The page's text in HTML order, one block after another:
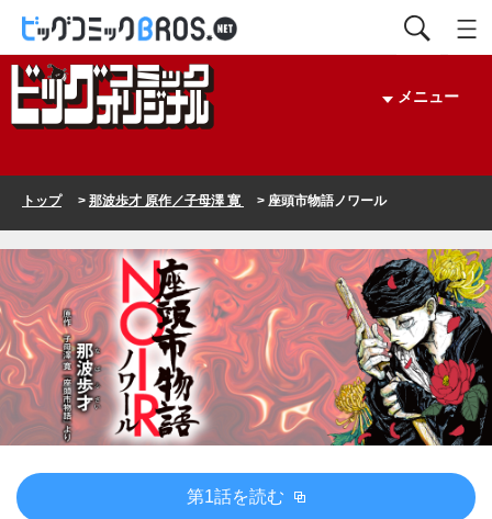
メニュー
トップ> 那波歩才 原作／子母澤 寛 > 座頭市物語ノワール
第1話を読む